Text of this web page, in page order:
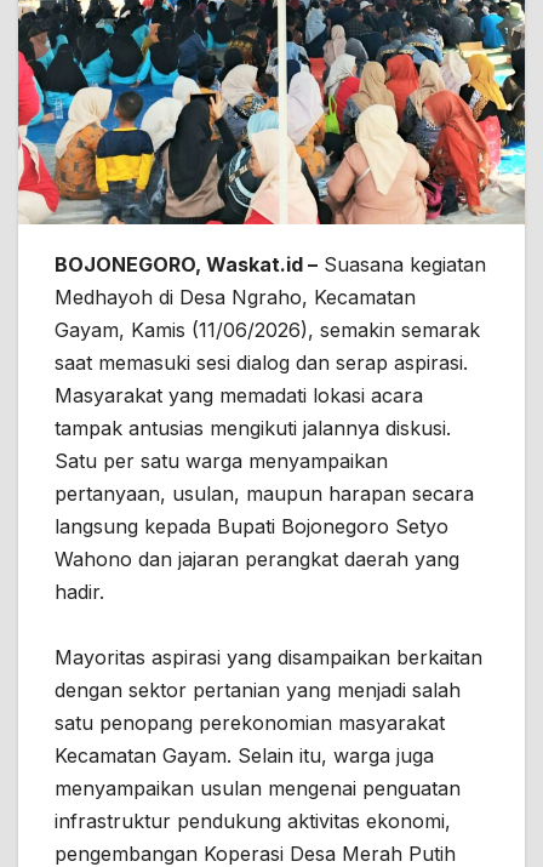
BOJONEGORO, Waskat.id – Suasana kegiatan
Medhayoh di Desa Ngraho, Kecamatan
Gayam, Kamis (11/06/2026), semakin semarak
saat memasuki sesi dialog dan serap aspirasi.
Masyarakat yang memadati lokasi acara
tampak antusias mengikuti jalannya diskusi.
Satu per satu warga menyampaikan
pertanyaan, usulan, maupun harapan secara
langsung kepada Bupati Bojonegoro Setyo
Wahono dan jajaran perangkat daerah yang
hadir.
Mayoritas aspirasi yang disampaikan berkaitan
dengan sektor pertanian yang menjadi salah
satu penopang perekonomian masyarakat
Kecamatan Gayam. Selain itu, warga juga
menyampaikan usulan mengenai penguatan
infrastruktur pendukung aktivitas ekonomi,
pengembangan Koperasi Desa Merah Putih